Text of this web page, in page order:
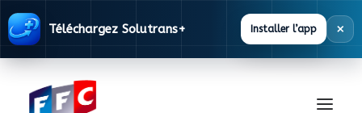
Téléchargez Solutrans+ Installer l’app ×